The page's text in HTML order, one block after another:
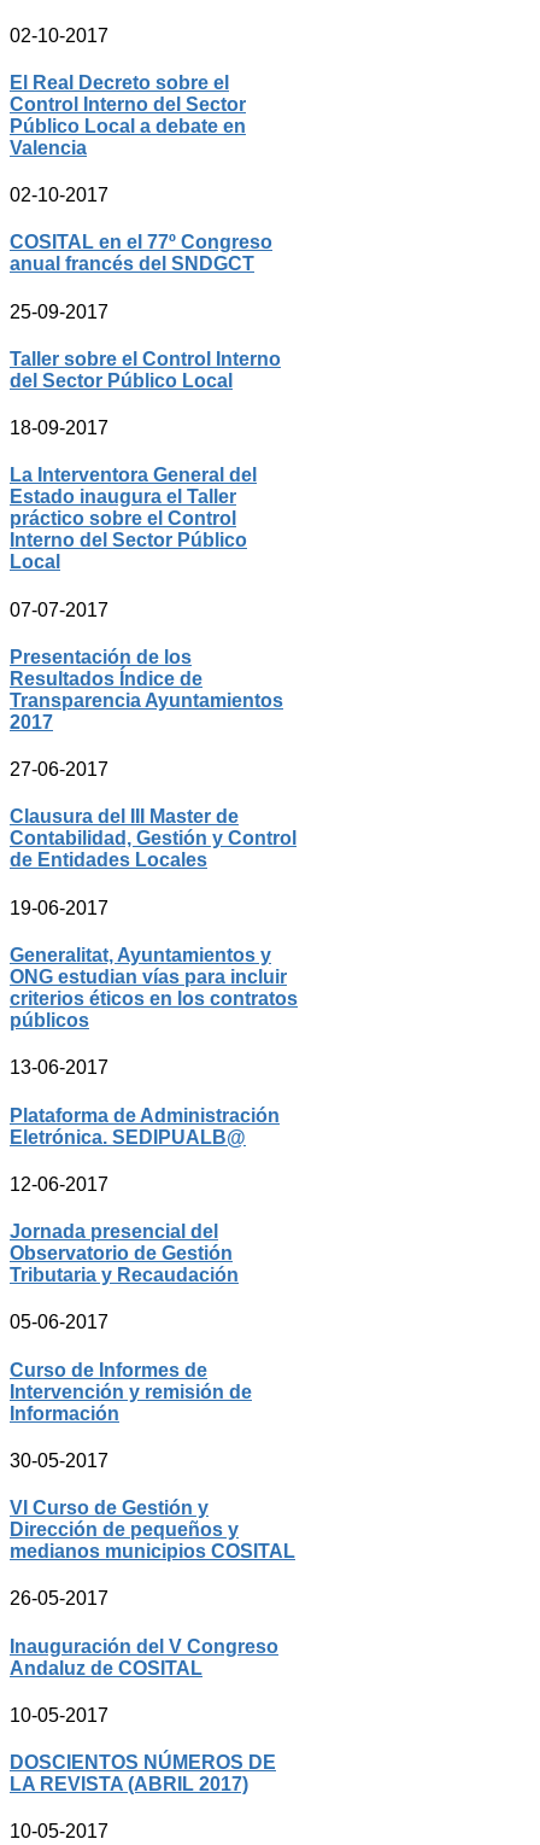
02-10-2017
El Real Decreto sobre el
Control Interno del Sector
Público Local a debate en
Valencia
02-10-2017
COSITAL en el 77º Congreso
anual francés del SNDGCT
25-09-2017
Taller sobre el Control Interno
del Sector Público Local
18-09-2017
La Interventora General del
Estado inaugura el Taller
práctico sobre el Control
Interno del Sector Público
Local
07-07-2017
Presentación de los
Resultados Índice de
Transparencia Ayuntamientos
2017
27-06-2017
Clausura del III Master de
Contabilidad, Gestión y Control
de Entidades Locales
19-06-2017
Generalitat, Ayuntamientos y
ONG estudian vías para incluir
criterios éticos en los contratos
públicos
13-06-2017
Plataforma de Administración
Eletrónica. SEDIPUALB@
12-06-2017
Jornada presencial del
Observatorio de Gestión
Tributaria y Recaudación
05-06-2017
Curso de Informes de
Intervención y remisión de
Información
30-05-2017
VI Curso de Gestión y
Dirección de pequeños y
medianos municipios COSITAL
26-05-2017
Inauguración del V Congreso
Andaluz de COSITAL
10-05-2017
DOSCIENTOS NÚMEROS DE
LA REVISTA (ABRIL 2017)
10-05-2017